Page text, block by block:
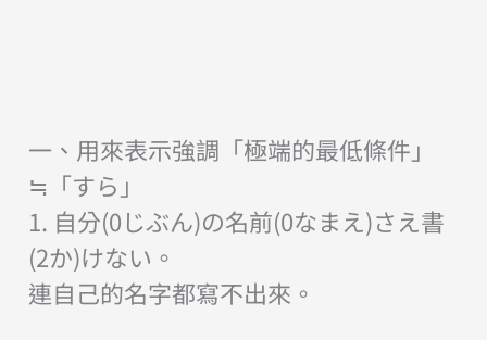
一、用來表示強調「極端的最低條件」
≒「すら」
1. 自分(0じぶん)の名前(0なまえ)さえ書
(2か)けない。
連自己的名字都寫不出來。